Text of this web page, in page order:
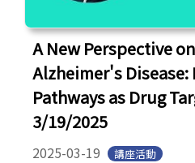
A New Perspective
Alzheimer's
Pathways as Drug
3/19/2025
2025-03-19 講座活動